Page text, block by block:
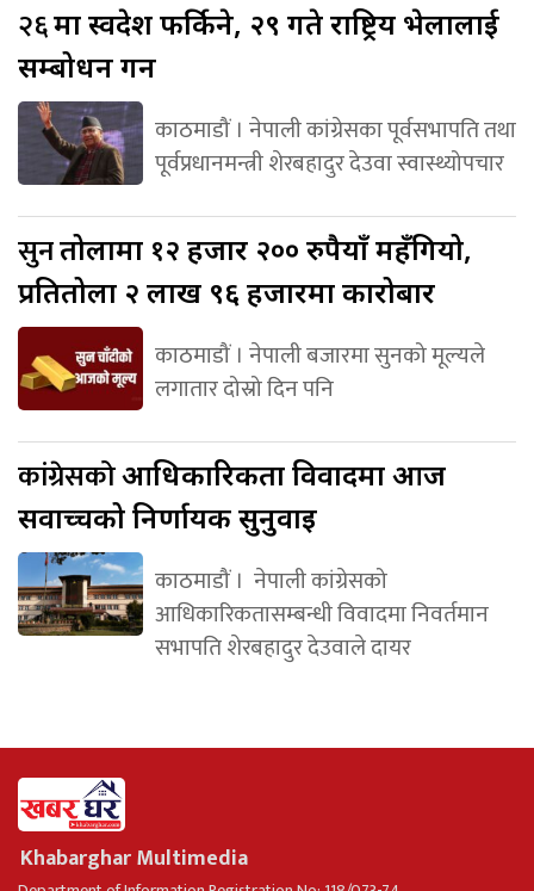
२६मा स्वदेश फर्किने, २९ गते राष्ट्रिय भेलालाई
सम्बोधन गर्ने
काठमाडौं । नेपाली कांग्रेसका पूर्वसभापति तथा
पूर्वप्रधानमन्त्री शेरबहादुर देउवा स्वास्थ्योपचार
सुनतोलामा १२ हजार २०० रुपैयाँ महँगियो,
प्रतितोला २ लाख ९६ हजारमा कारोबार
काठमाडौं । नेपाली बजारमा सुनको मूल्यले
लगातार दोस्रो दिन पनि
कांग्रेसकोआधिकारिकता विवादमा आज
सर्वोच्चको निर्णायक सुनुवाइ
काठमाडौं । नेपाली कांग्रेसको
आधिकारिकतासम्बन्धी विवादमा निवर्तमान
सभापति शेरबहादुर देउवाले दायर
Khabarghar Multimedia